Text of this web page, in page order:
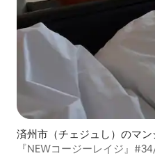
済州市（チェジュし）のマン
『NEWコージーレイジ』